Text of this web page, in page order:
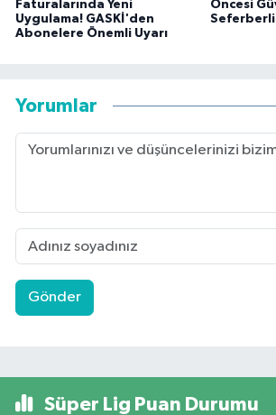
Faturalarında Yeni
Uygulama! GASKİ'den
Abonelere Önemli Uyarı
Öncesi
Yorumlar
Gönder
Süper Lig Puan Durumu